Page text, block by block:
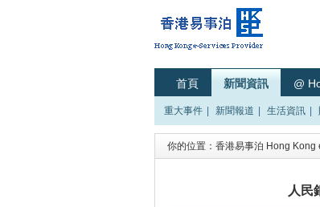
首頁 新聞資訊 @
重大事件 新聞報道 生活資訊
你的位置： 香港易事泊 Hong Kong
人民